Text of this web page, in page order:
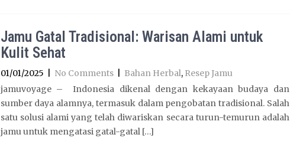
Jamu Gatal Tradisional: Warisan Alami untuk
Kulit Sehat
01/01/2025 No Comments Bahan Herbal, Resep Jamu
jamuvoyage – Indonesia dikenal dengan kekayaan budaya dan
sumber daya alamnya, termasuk dalam pengobatan tradisional. Salah
satu solusi alami yang telah diwariskan secara turun-temurun adalah
jamu untuk mengatasi gatal-gatal […]